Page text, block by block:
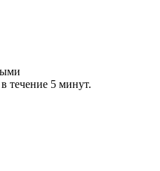
течение 5 минут.